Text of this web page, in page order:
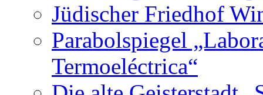
Jüdischer Friedhof
Parabolspiegel
Termoeléctrica“